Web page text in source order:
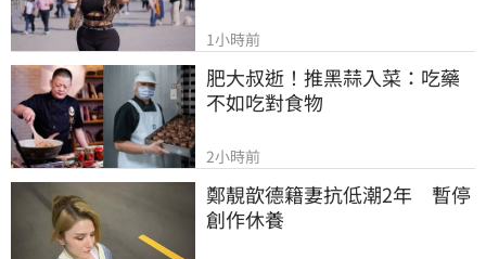
1小時前
肥大叔逝！推黑蒜入菜：吃藥
不如吃對食物
2小時前
鄭靚歆德籍妻抗低潮2年　暫停
創作休養